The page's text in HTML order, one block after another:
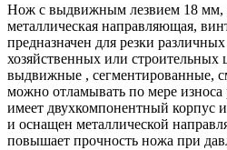
Нож с выдвижным лезвием 18 мм,
металлическая направляющая,
предназначен для резки
хозяйственных или
выдвижные , сегментированные,
можно отламывать по мере
имеет двухкомпонентный корпус
и оснащен металлической
повышает прочность ножа при